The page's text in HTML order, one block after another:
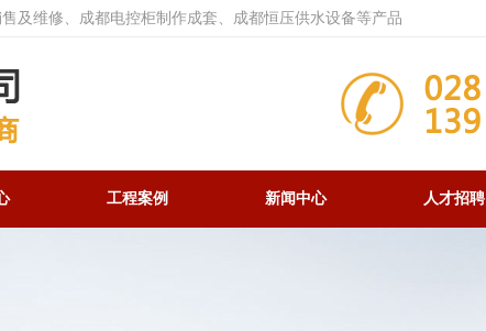
及维修、成都电控柜制作成套、成都恒压供水设备等产品
工程案例 新闻中心 人才招聘